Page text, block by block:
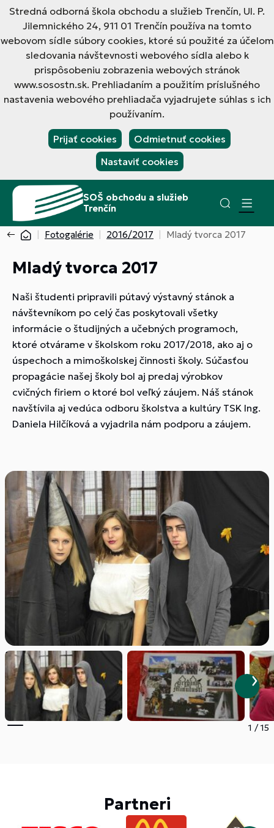
Stredná odborná škola obchodu a služieb Trenčín, Ul. P.
Jilemnického 24, 911 01 Trenčín používa na tomto
webovom sídle súbory cookies, ktoré sú použité za účelom
sledovania návštevnosti webového sídla alebo k
prispôsobeniu zobrazenia webových stránok
www.sosostn.sk. Prehliadaním a použitím príslušného
nastavenia webového prehliadača vyjadrujete súhlas s ich
používaním.
Prijať cookies
Odmietnuť cookies
Nastaviť cookies
SOŠ obchodu a služieb
Trenčín
Fotogalérie 2016/2017 Mladý tvorca 2017
Mladý tvorca 2017
Naši študenti pripravili pútavý výstavný stánok a
návštevníkom po celý čas poskytovali všetky
informácie o študijných a učebných programoch,
ktoré otvárame v školskom roku 2017/2018, ako aj o
úspechoch a mimoškolskej činnosti školy. Súčasťou
propagácie našej školy bol aj predaj výrobkov
cvičných firiem o ktoré bol veľký záujem. Náš stánok
navštívila aj vedúca odboru školstva a kultúry TSK Ing.
Daniela Hilčíková a vyjadrila nám podporu a záujem.
1 /15
Partneri